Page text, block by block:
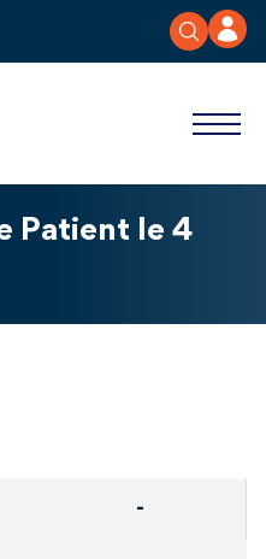
Patient le 4
-